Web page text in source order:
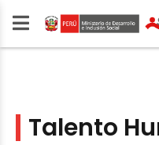
Talento